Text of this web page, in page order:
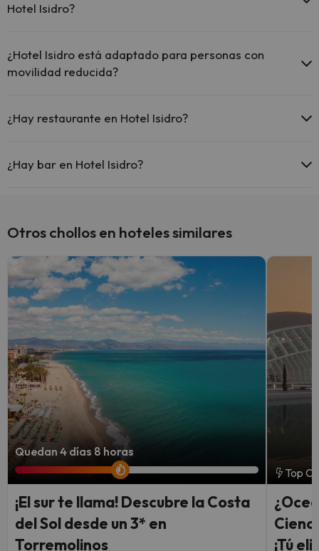
Hotel Isidro?
¿Hotel Isidro está adaptado para personas con
movilidad reducida?
reducida.
¿Hay restaurante en Hotel Isidro?
¿Hay bar en Hotel Isidro?
Otros chollos en hoteles similares
Quedan 4 días 8 horas
¡El sur te llama! Descubre la Costa
del Sol desde un 3* en
Torremolinos
Top
¡Tú